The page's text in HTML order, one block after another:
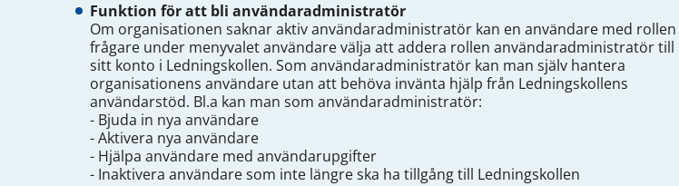
Funktion för att bli användaradministratör
Om organisationen saknar aktiv användaradministratör kan en användare med rollen
frågare under menyvalet användare välja att addera rollen användaradministratör till
sitt konto i Ledningskollen. Som användaradministratör kan man själv hantera
organisationens användare utan att behöva invänta hjälp från Ledningskollens
användarstöd. Bl.a kan man som användaradministratör:
- Bjuda in nya användare
- Aktivera nya användare
- Hjälpa användare med användarupgifter
- Inaktivera användare som inte längre ska ha tillgång till Ledningskollen